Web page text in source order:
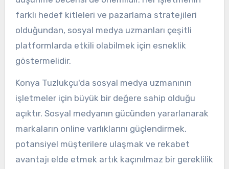
farklı hedef kitleleri ve pazarlama stratejileri
olduğundan, sosyal medya uzmanları çeşitli
platformlarda etkili olabilmek için esneklik
göstermelidir.
Konya Tuzlukçu'da sosyal medya uzmanının
işletmeler için büyük bir değere sahip olduğu
açıktır. Sosyal medyanın gücünden yararlanarak
markaların online varlıklarını güçlendirmek,
potansiyel müşterilere ulaşmak ve rekabet
avantajı elde etmek artık kaçınılmaz bir gereklilik